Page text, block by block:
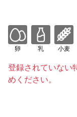
卵 乳 小麦
登録されていない
めください。